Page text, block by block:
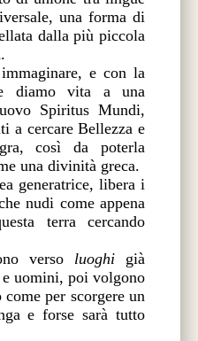
una forma di
dalla più piccola
e con la
diamo vita a una
Spiritus Mundi,
a cercare Bellezza e
così da poterla
una divinità greca.
generatrice, libera i
nudi come appena
terra cercando
verso luoghi già
uomini, poi volgono
per scorgere un
e forse sarà tutto